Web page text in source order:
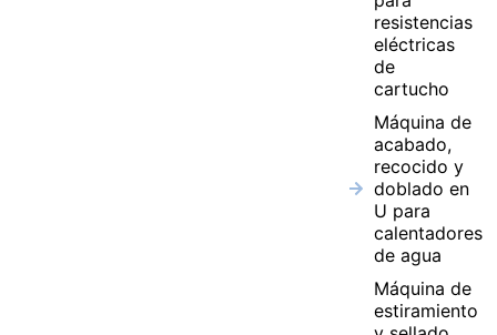
resistencias
eléctricas
de
cartucho
Máquina de
acabado,
recocido y
doblado en
U para
calentadores
de agua
Máquina de
estiramiento